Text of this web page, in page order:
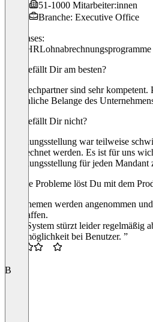
51-1000 Mitarbeiter:innen
Branche: Executive Office
Use cases:
Core HRLohnabrechnungsprogramme
Was gefällt Dir am besten?
Ansprechpartner sind sehr
Persönliche Belange des
Was gefällt Dir nicht?
Rechnungsstellung war teilweise
abgerechnet werden. Es ist für uns
Rechnungsstellung für jeden Mandant
Welche Probleme löst Du mit dem
Die Themen werden angenommen
geschaffen.
“Das System stürzt leider regelmäßig
Filtermöglichkeit bei Benutzer. ”
B